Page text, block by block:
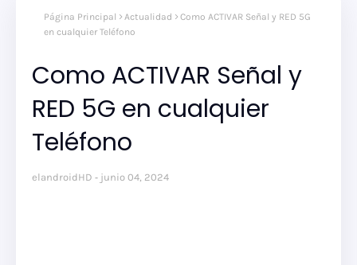
Página Principal Actualidad
Como ACTIVAR Señal y RED 5G
en cualquier Teléfono
Como ACTIVAR Señal y
RED 5G en cualquier
Teléfono
elandroidHD junio 04, 2024